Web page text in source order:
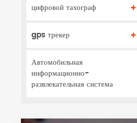
цифровой тахограф
gps трекер
Автомобильная
информационно-
развлекательная система